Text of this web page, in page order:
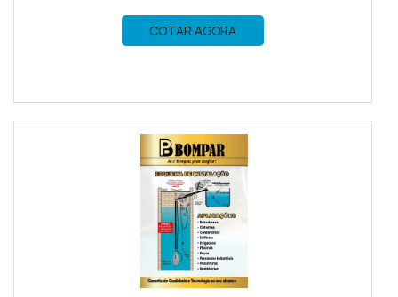
COTAR AGORA